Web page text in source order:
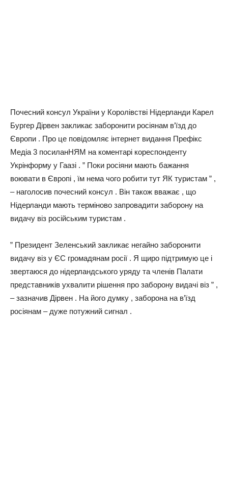
Почесний консул України у Королівстві Нідерланди Карел
Бургер Дірвен закликає заборонити росіянам в’їзд до
Європи . Про це повідомляє інтернет видання Префікс
Медіа 3 посиланНЯМ на коментарі кореспонденту
Укрінформу у Гаазі . ” Поки росіяни мають бажання
воювати в Європі , їм нема чого робити тут ЯК туристам ” ,
– наголосив почесний консул . Він також вважає , що
Нідерланди мають терміново запровадити заборону на
видачу віз російським туристам .
” Президент Зеленський закликає негайно заборонити
видачу віз у ЄС громадянам росії . Я щиро підтримую це і
звертаюся до нідерландського уряду та членів Палати
представників ухвалити рішення про заборону видачі віз ” ,
– зазначив Дірвен . На його думку , заборона на в’їзд
росіянам – дуже потужний сигнал .